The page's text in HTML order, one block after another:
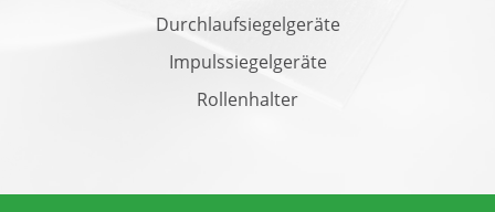
Durchlaufsiegelgeräte
Impulssiegelgeräte
Rollenhalter